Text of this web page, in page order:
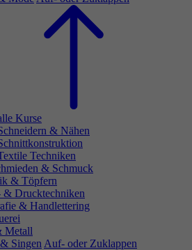
Kurse
& Nähen
Techniken
& Schmuck
& Töpfern
& Drucktechniken
& Handlettering
Metall
Singen Auf- oder Zuklappen